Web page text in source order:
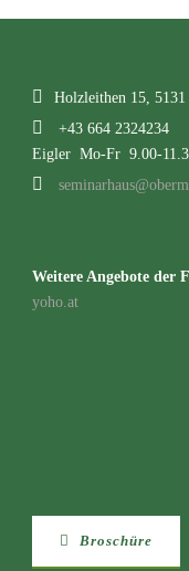
Holzleithen 15,
+43
Eigler Mo-Fr 9.00-
Weitere Angebote der
yoho.at
Broschüre